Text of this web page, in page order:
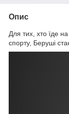
Опис
Для тих, хто їде
спорту, Беруші